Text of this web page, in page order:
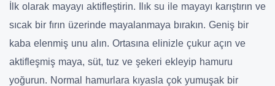
İlk olarak mayayı aktifleştirin. Ilık su ile mayayı karıştırın ve
sıcak bir fırın üzerinde mayalanmaya bırakın. Geniş bir
kaba elenmiş unu alın. Ortasına elinizle çukur açın ve
aktifleşmiş maya, süt, tuz ve şekeri ekleyip hamuru
yoğurun. Normal hamurlara kıyasla çok yumuşak bir